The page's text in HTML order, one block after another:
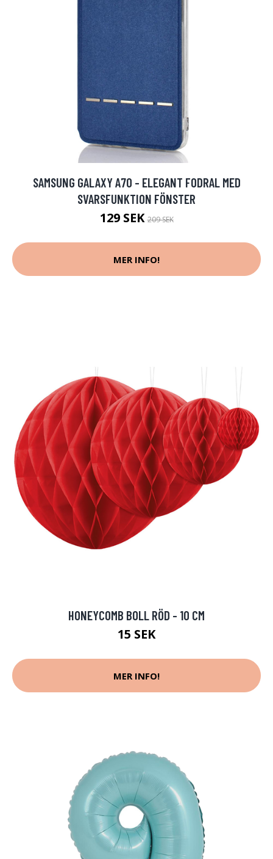
SAMSUNG GALAXY A70 - ELEGANT FODRAL MED
SVARSFUNKTION FÖNSTER
129 SEK209 SEK
MER INFO!
HONEYCOMB BOLL RÖD - 10 CM
15 SEK
MER INFO!